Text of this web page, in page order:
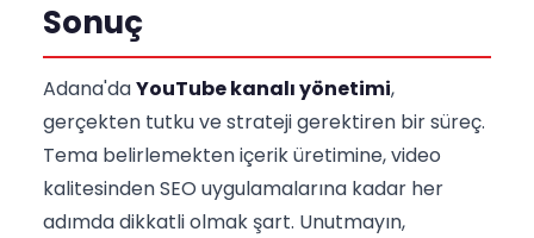
Sonuç
Adana'daYouTube kanalı yönetimi,
gerçekten tutku ve strateji gerektiren bir süreç.
Tema belirlemekten içerik üretimine, video
kalitesinden SEO uygulamalarına kadar her
adımda dikkatli olmak şart. Unutmayın,